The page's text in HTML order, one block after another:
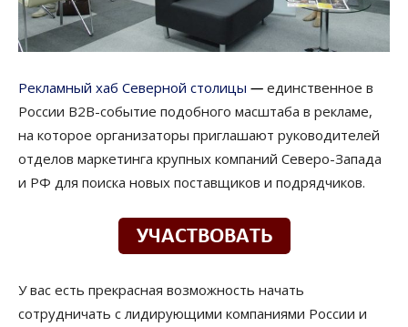
Рекламный хаб Северной столицы — единственное в
России B2B-событие подобного масштаба в рекламе,
на которое организаторы приглашают руководителей
отделов маркетинга крупных компаний Северо-Запада
и РФ для поиска новых поставщиков и подрядчиков.
У вас есть прекрасная возможность начать
сотрудничать с лидирующими компаниями России и